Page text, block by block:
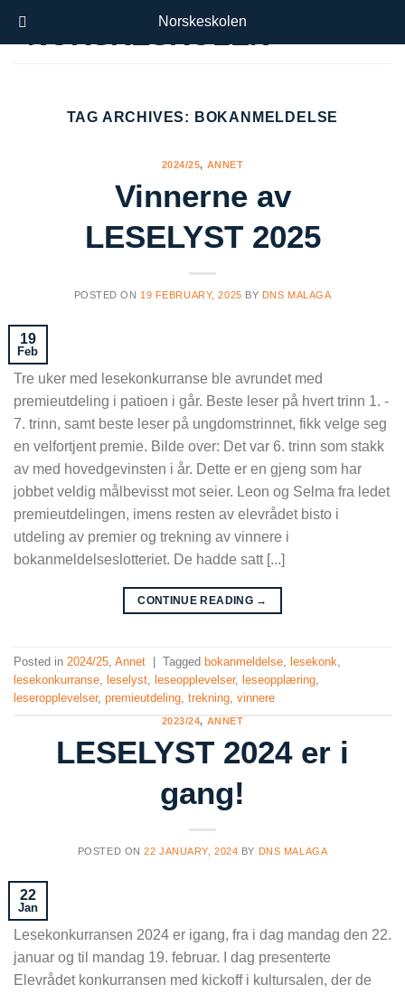
TAG ARCHIVES: BOKANMELDELSE
2024/25, ANNET
Vinnerne av
LESELYST 2025
POSTED ON 19 FEBRUARY, 2025 BY DNS MALAGA
19
Feb
Tre uker med lesekonkurranse ble avrundet med
premieutdeling i patioen i går. Beste leser på hvert trinn 1. -
7. trinn, samt beste leser på ungdomstrinnet, fikk velge seg
en velfortjent premie. Bilde over: Det var 6. trinn som stakk
av med hovedgevinsten i år. Dette er en gjeng som har
jobbet veldig målbevisst mot seier. Leon og Selma fra ledet
premieutdelingen, imens resten av elevrådet bisto i
utdeling av premier og trekning av vinnere i
bokanmeldelseslotteriet. De hadde satt [...]
CONTINUE READING →
Posted in 2024/25, Annet Tagged bokanmeldelse, lesekonk,
lesekonkurranse, leselyst, leseopplevelser, leseopplæring,
leseropplevelser, premieutdeling, trekning, vinnere
2023/24, ANNET
LESELYST 2024 er i
gang!
POSTED ON22 JANUARY, 2024 BY DNS MALAGA
22
Jan
Lesekonkurransen 2024 er igang, fra i dag mandag den 22.
januar og til mandag 19. februar. I dag presenterte
Elevrådet konkurransen med kickoff i kultursalen, der de
Norskeskolen